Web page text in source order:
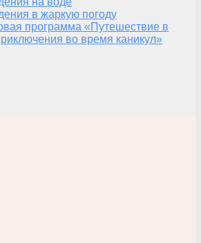
в жаркую погоду
программа «Путешествие в
во время каникул»